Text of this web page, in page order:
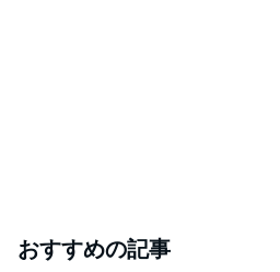
おすすめの記事